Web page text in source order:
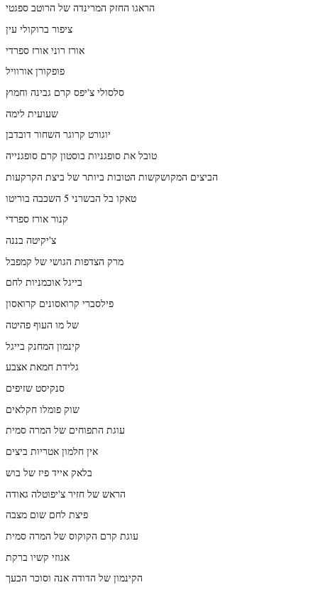
הראגו החזק המרינדה של הרוטב ספגטי
ציפור ברוקולי עין
אורז רוני אורז ספרדי
פופקורן אורוויל
סלסולי צ'יפס קרם גבינה וחמוץ
שעועית לימה
יוגורט קרוגר השחור דובדבן
טובל את סופגניות בוסטון קרם סופגנייה
הביצים המקושקשות הטובות ביותר של ביצת הקרקעות
טאקו בל הבשרני 5 השכבה בוריטו
קנור אורז ספרדי
צ'יקיטה בננה
מרק הצדפות הגושי של קמפבל
בייגל אוכמניות לחם
פילסברי קרואסונים קרואסון
של מו העוף פהיטה
קינמון המחנק בייגל
גלידת חמאת אצבע
סנקיסט שזיפים
שוק פומלו חקלאים
עוגת התפוחים של המרה סמית
אין חלמון אטריות ביצים
בלאק אייד פיז של בוש
הראש של חזיר צ'יפוטלה גאודה
פיצת לחם שום מצבה
עוגת קרם הקוקוס של המרה סמית
אגוזי קשיו ברקת
הקינמון של הדודה אנה וסוכר הכעך